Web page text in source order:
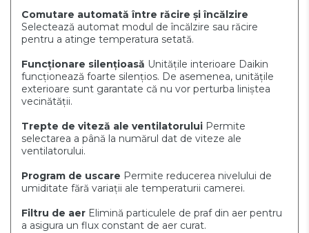
Comutare automată între răcire și încălzire
Selectează automat modul de încălzire sau răcire
pentru a atinge temperatura setată.
Funcționare silențioasă Unitățile interioare Daikin
funcționează foarte silențios. De asemenea, unitățile
exterioare sunt garantate că nu vor perturba liniștea
vecinătății.
Trepte de viteză ale ventilatorului Permite
selectarea a până la numărul dat de viteze ale
ventilatorului.
Program de uscare Permite reducerea nivelului de
umiditate fără variații ale temperaturii camerei.
Filtru de aer Elimină particulele de praf din aer pentru
a asigura un flux constant de aer curat.